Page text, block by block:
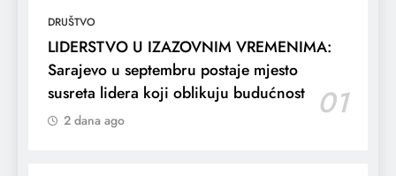
DRUŠTVO
LIDERSTVO U IZAZOVNIM VREMENIMA:
Sarajevo u septembru postaje mjesto
susreta lidera koji oblikuju budućnost
01
2 dana ago